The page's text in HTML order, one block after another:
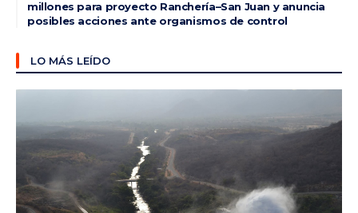
millones para proyecto Ranchería–San Juan y anuncia
posibles acciones ante organismos de control
LO MÁS LEÍDO